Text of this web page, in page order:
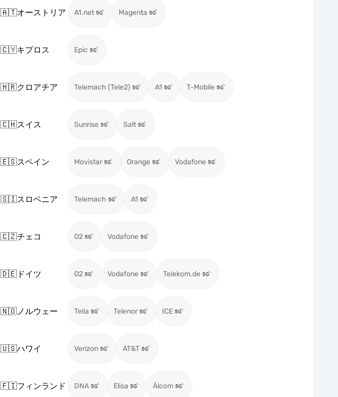
🇦🇹オーストリア A1.net Magenta
🇨🇾キプロス Epic
🇭🇷クロアチア Telemach (Tele2) A1 T-Mobile
🇨🇭スイス Sunrise Salt
🇪🇸スペイン Movistar Orange Vodafone
🇸🇮スロベニア Telemach A1
🇨🇿チェコ O2 Vodafone
🇩🇪 ドイツ O2 Vodafone Telekom.de
🇳🇴 ノルウェー Telia Telenor ICE
🇺🇸ハワイ Verizon AT&T
🇫🇮フィンランド DNA Elisa Ålcom